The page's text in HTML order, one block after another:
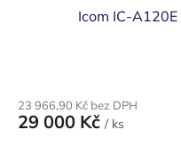
Icom IC-A120E
23 966,90 Kč bez DPH
29 000 Kč / ks